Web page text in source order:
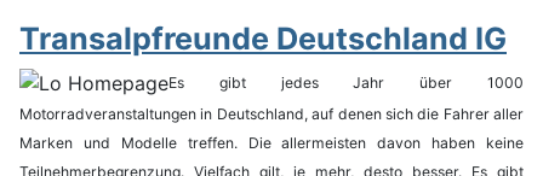
Transalpfreunde Deutschland IG
Es gibt jedes Jahr über 1000
Motorradveranstaltungen in Deutschland, auf denen sich die Fahrer aller
Marken und Modelle treffen. Die allermeisten davon haben keine
Teilnehmerbegrenzung. Vielfach gilt, je mehr, desto besser. Es gibt